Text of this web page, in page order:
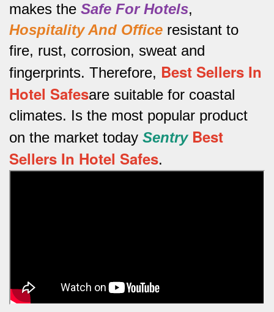
makes the Safe For Hotels,
Hospitality And Office resistant to
fire, rust, corrosion, sweat and
fingerprints. Therefore, Best Sellers In
Hotel Safesare suitable for coastal
climates. Is the most popular product
on the market today Sentry Best
Sellers In Hotel Safes.